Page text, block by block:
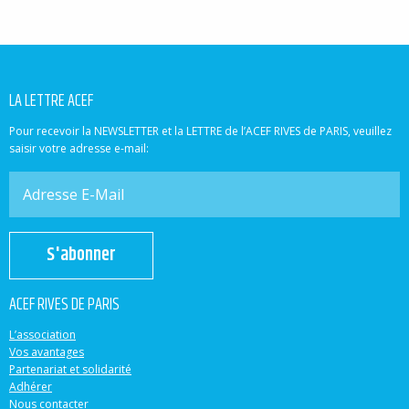
LA LETTRE ACEF
Pour recevoir la NEWSLETTER et la LETTRE de l’ACEF RIVES de PARIS, veuillez
saisir votre adresse e-mail:
S'abonner
ACEF RIVES DE PARIS
L’association
Vos avantages
Partenariat et solidarité
Adhérer
Nous contacter